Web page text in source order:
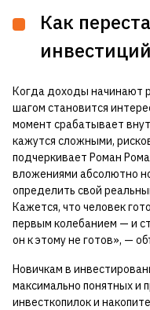
Как
инвестиций
Когда доходы начинают
шагом становится
момент срабатывает
кажутся сложными,
подчеркивает Роман
вложениями абсолютно
определить свой
Кажется, что человек
первым колебанием — и
он к этому не готов», —
Новичкам в
максимально понятных и
инвесткопилок и